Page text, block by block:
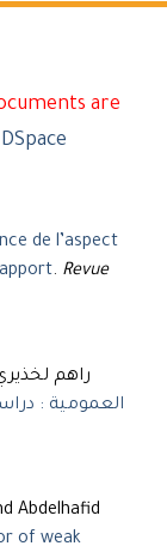
are
DSpace
de l’aspect
. Revue
راهم لخذيري
العمومية :
Abdelhafid
of weak